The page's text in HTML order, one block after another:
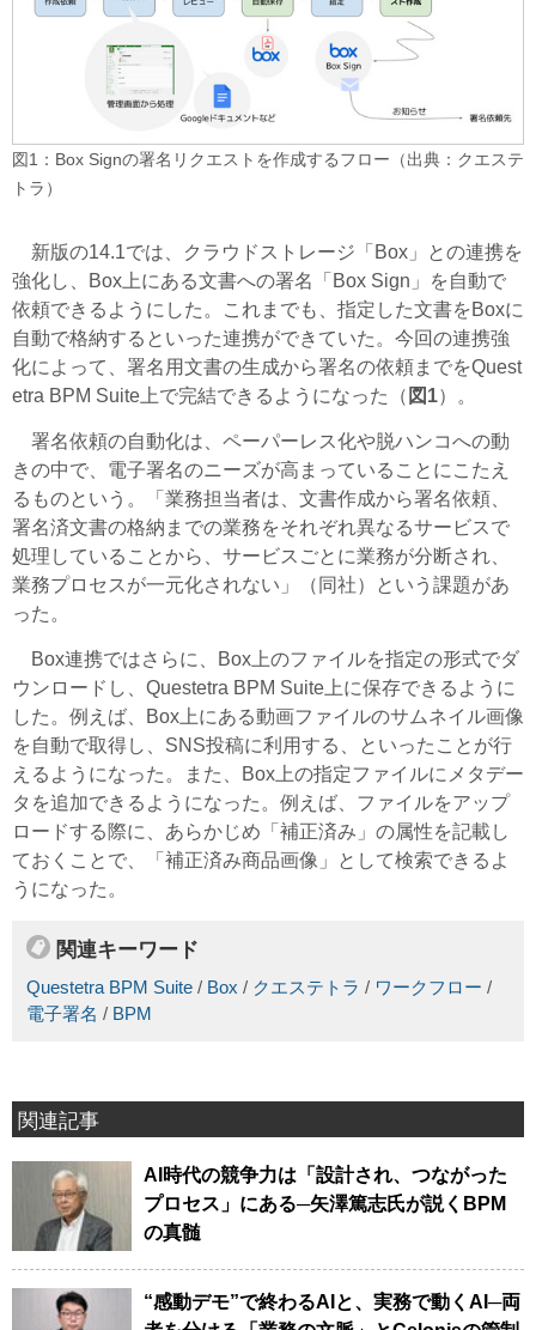
図1：Box Signの署名リクエストを作成するフロー（出典：クエステ
トラ）
新版の14.1では、クラウドストレージ「Box」との連携を
強化し、Box上にある文書への署名
「Box Sign」
を自動で
依頼できるようにした。これまでも、指定した文書をBoxに
自動で格納するといった連携ができていた。今回の連携強
化によって、署名用文書の生成から署名の依頼までをQuest
etra BPM Suite上で完結できるようになった（ 図1）。
署名依頼の自動化は、ペーパーレス化や脱ハンコへの動
きの中で、電子署名のニーズが高まっていることにこたえ
るものという。「業務担当者は、文書作成から署名依頼、
署名済文書の格納までの業務をそれぞれ異なるサービスで
処理していることから、サービスごとに業務が分断され、
業務プロセスが一元化されない」（同社）という課題があ
った。
Box連携ではさらに、Box上のファイルを指定の形式でダ
ウンロードし、Questetra BPM Suite上に保存できるように
した。例えば、Box上にある動画ファイルのサムネイル画像
を自動で取得し、SNS投稿に利用する、といったことが行
えるようになった。また、Box上の指定ファイルにメタデー
タを追加できるようになった。例えば、ファイルをアップ
ロードする際に、あらかじめ「補正済み」の属性を記載し
ておくことで、「補正済み商品画像」として検索できるよ
うになった。
関連キーワード
Questetra BPM Suite / Box / クエステトラ / ワークフロー /
電子署名 / BPM
関連記事
AI時代の競争力は「設計され、つながった
プロセス」にある─矢澤篤志氏が説くBPM
の真髄
“感動デモ”で終わるAIと、実務で動くAI─両